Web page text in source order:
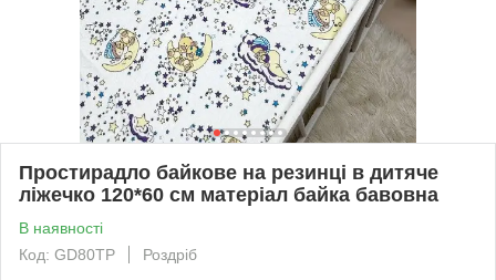
Простирадло байкове на резинці в дитяче
ліжечко 120*60 см матеріал байка бавовна
В наявності
Код: GD80TP
Роздріб